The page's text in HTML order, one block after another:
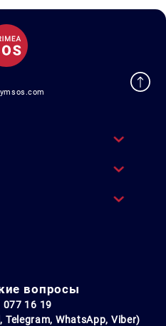
вопросы
077 16 19
WhatsApp, Viber)